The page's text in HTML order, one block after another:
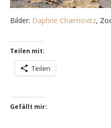
Bilder: Daphne Chaimovitz,
Teilen mit:
Teilen
Gefällt mir: